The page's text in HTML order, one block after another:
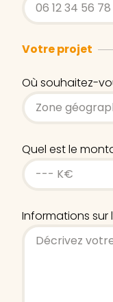
Votre projet
Où souhaitez-
Quel est le
Informations sur